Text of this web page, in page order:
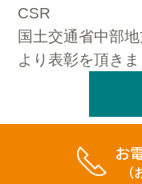
CSR
国土交通省中部
より表彰を頂きま
お